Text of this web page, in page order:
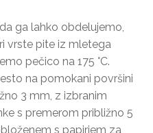
ga lahko obdelujemo,
vrste pite iz mletega
pečico na 175 °C.
na pomokani površini
3 mm, z izbranim
s premerom približno 5
s papirjem za